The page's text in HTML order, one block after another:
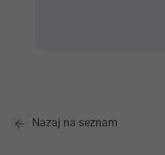
Nazaj na seznam